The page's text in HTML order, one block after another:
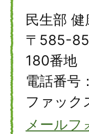
民生部 健
〒585-
180番地
電話番号
ファック
メールフ